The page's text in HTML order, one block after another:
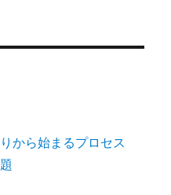
ら始まるプロセス